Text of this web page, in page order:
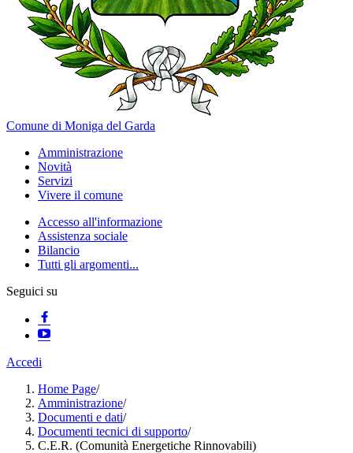
Comune di Moniga del Garda
Amministrazione
Novità
Servizi
Vivere il comune
Accesso all'informazione
Assistenza sociale
Bilancio
Tutti gli argomenti...
Seguici su
Accedi
Home Page/
Amministrazione/
Documenti e dati/
Documenti tecnici di supporto/
C.E.R. (Comunità Energetiche Rinnovabili)